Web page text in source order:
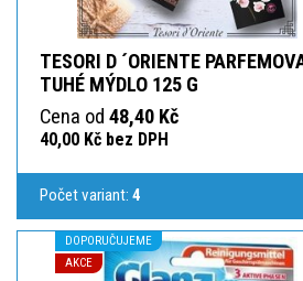
TESORI D ´ORIENTE
TUHÉ MÝDLO 125 G
Cena od 48,40 Kč
40,00 Kč bez DPH
Počet variant: 4
DOPORUČUJEME
AKCE